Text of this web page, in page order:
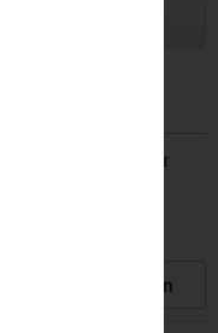
Sie stets über
Speichern